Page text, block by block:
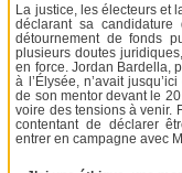
La justice, les électeurs et
déclarant sa
détournement de fonds
plusieurs doutes
en force. Jordan Bardella,
à l’Élysée, n’avait
de son mentor devant le
voire des tensions à venir.
contentant de déclarer
entrer en campagne avec